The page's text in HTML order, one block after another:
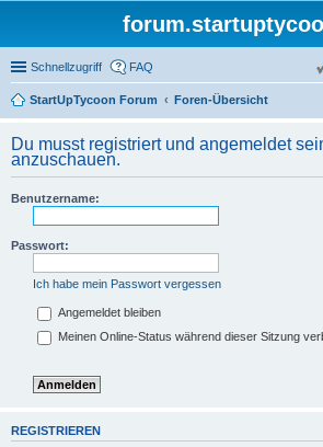
Schnellzugriff FAQ
StartUpTycoon Forum
Foren-Übersicht
Du musst registriert und angemeldet
anzuschauen.
Benutzername:
Passwort:
Ich habe mein Passwort vergessen
Angemeldet bleiben
Meinen Online-Status während dieser Sitzung
REGISTRIEREN